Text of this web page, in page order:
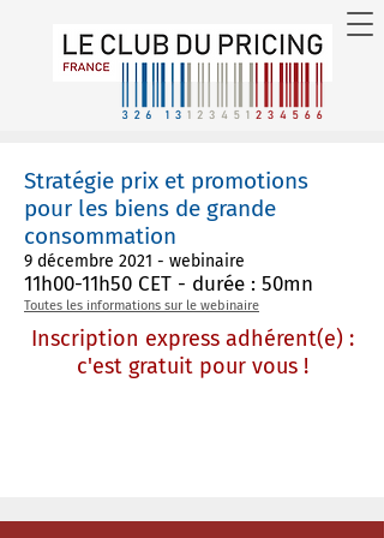
Stratégie prix et promotions
pour les biens de grande
consommation
9 décembre 2021 - webinaire
11h00-11h50 CET - durée : 50mn
Toutes les informations sur le webinaire
Inscription express adhérent(e) :
c'est gratuit pour vous !